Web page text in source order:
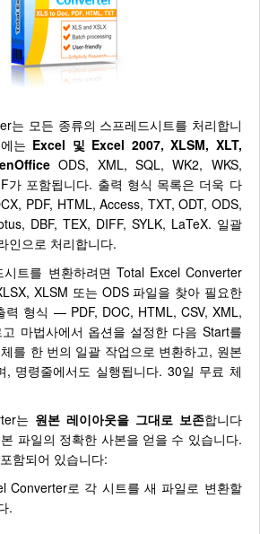
는 모든 종류의 스프레드시트를 처리합니
는 Excel 및 Excel 2007, XLSM, XLT,
ODS, XML, SQL, WK2, WKS,
가 포함됩니다. 출력 형식 목록은 더욱 다
PDF, HTML, Access, TXT, ODT, ODS,
DBF, TEX, DIFF, SYLK, LaTeX. 일괄
인으로 처리합니다.
시트를 변환하려면 Total Excel Converter
XLSM 또는 ODS 파일을 찾아 필요한
력 형식 — PDF, DOC, HTML, CSV, XML,
마법사에서 옵션을 설정한 다음 Start를
를 한 번의 일괄 작업으로 변환하고, 원본
, 명령줄에서도 실행됩니다. 30일 무료 체
는 원본 레이아웃을 그대로 보존합니다
파일의 정확한 사본을 얻을 수 있습니다.
함되어 있습니다:
Converter로 각 시트를 새 파일로 변환할
.